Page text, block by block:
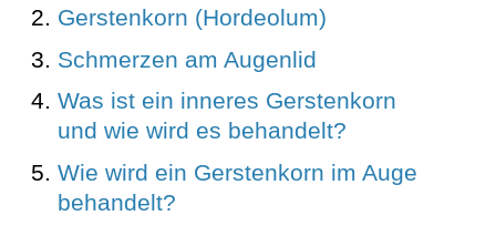
Gerstenkorn (Hordeolum)
Schmerzen am Augenlid
Was ist ein inneres Gerstenkorn
und wie wird es behandelt?
Wie wird ein Gerstenkorn im Auge
behandelt?